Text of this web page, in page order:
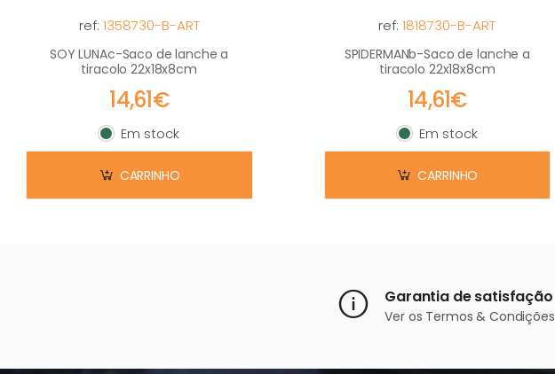
ref: 1358730-B-ART
SOY LUNAc-Saco de lanche a
tiracolo 22x18x8cm
14,61€
Em stock
Em stock
CARRINHO
ref:1818730-B-ART
SPIDERMANb-Saco de lanche a
tiracolo 22x18x8cm
14,61€
Em stock
Em stock
CARRINHO
Garantia de satisfação
Ver os Termos & Condições